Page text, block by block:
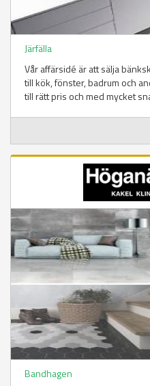
Järfälla
Vår affärsidé är att sälja
till kök, fönster, badrum och
till rätt pris och med mycket
Bandhagen